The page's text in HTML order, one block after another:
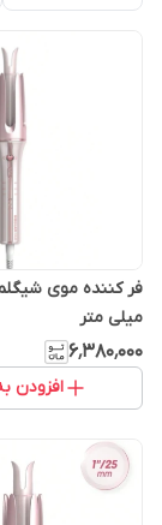
میلی متر
۶٬۳۸۰٬۰۰۰
افزودن